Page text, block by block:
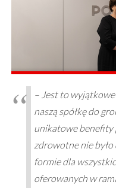
– Jest to
naszą spółkę do
unikatowe benefity
zdrowotne nie
formie dla
oferowanych w